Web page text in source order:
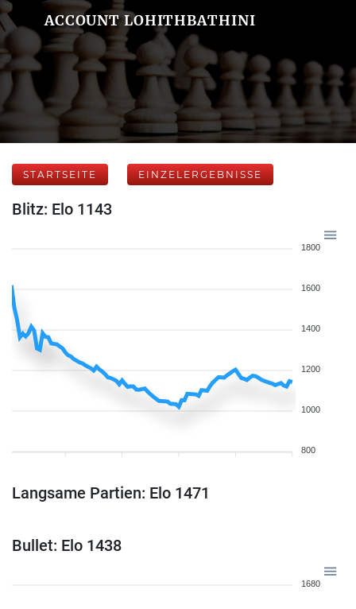
ACCOUNT LOHITHBATHINI
STARTSEITE EINZELERGEBNISSE
Blitz: Elo 1143
1800
1600
1400
1200
1000
800
Langsame Partien: Elo 1471
Bullet: Elo 1438
1680